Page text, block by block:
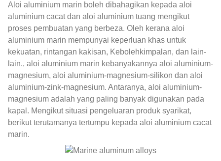
Aloi aluminium marin boleh dibahagikan kepada aloi
aluminium cacat dan aloi aluminium tuang mengikut
proses pembuatan yang berbeza. Oleh kerana aloi
aluminium marin mempunyai keperluan khas untuk
kekuatan, rintangan kakisan, Kebolehkimpalan, dan lain-
lain., aloi aluminium marin kebanyakannya aloi aluminium-
magnesium, aloi aluminium-magnesium-silikon dan aloi
aluminium-zink-magnesium. Antaranya, aloi aluminium-
magnesium adalah yang paling banyak digunakan pada
kapal. Mengikut situasi pengeluaran produk syarikat,
berikut terutamanya tertumpu kepada aloi aluminium cacat
marin.